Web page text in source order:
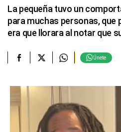
La pequeña tuvo un
para muchas personas, que
era que llorara al notar que
Únete